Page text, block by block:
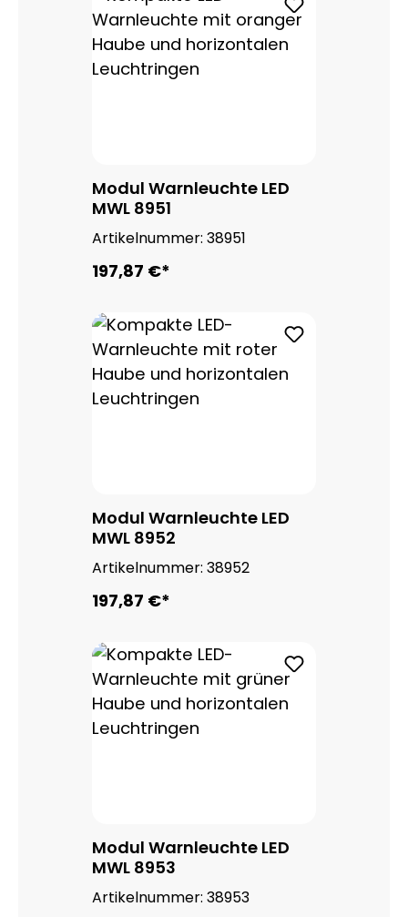
Modul Warnleuchte LED
MWL 8951
Artikelnummer: 38951
197,87 €*
Modul Warnleuchte LED
MWL 8952
Artikelnummer: 38952
197,87 €*
Modul Warnleuchte LED
MWL 8953
Artikelnummer: 38953